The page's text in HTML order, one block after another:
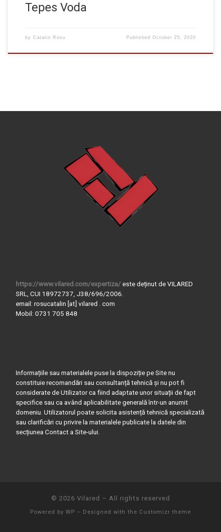
Tepes Voda
by Catalin Rosu PublishedOctober 25, 2020
https://www.vilared.com/expertiza/este deținut de VILARED
SRL, CUI 18972737, J38/696/2006.
email: rosucatalin [at] vilared . com
Mobil: 0731 705 848
Informațiile sau materialele puse la dispoziție pe Site nu
constituie recomandări sau consultanță tehnică și nu pot fi
considerate de Utilizator ca fiind adaptate unor situații de fapt
specifice sau ca având aplicabilitate generală într-un anumit
domeniu. Utilizatorul poate solicita asistență tehnică specializată
sau clarificări cu privire la materialele publicate la datele din
secțiunea Contact a Site-ului.
© 2026 Vilared – All rights reserved
Powered by WP – Designed with the Customizr theme